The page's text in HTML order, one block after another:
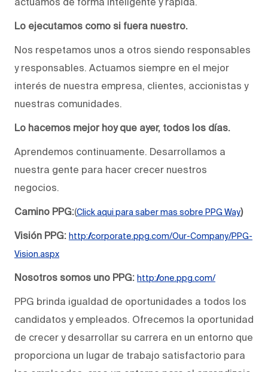
Lo ejecutamos como si fuera nuestro.
Nos respetamos unos a otros siendo responsables
y responsables. Actuamos siempre en el mejor
interés de nuestra empresa, clientes, accionistas y
nuestras comunidades.
Lo hacemos mejor hoy que ayer, todos los días.
Aprendemos continuamente. Desarrollamos a
nuestra gente para hacer crecer nuestros
negocios.
Camino PPG:(Click aqui para saber mas sobre PPG Way)
Visión PPG: http://corporate.ppg.com/Our-Company/PPG-
Vision.aspx
Nosotros somos uno PPG: http://one.ppg.com/
PPG brinda igualdad de oportunidades a todos los
candidatos y empleados. Ofrecemos la oportunidad
de crecer y desarrollar su carrera en un entorno que
proporciona un lugar de trabajo satisfactorio para